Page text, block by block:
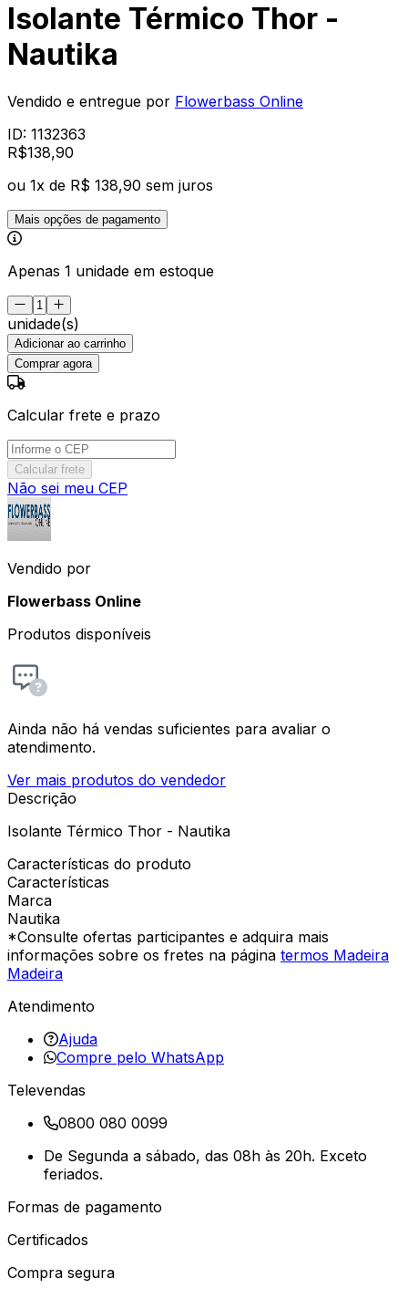
Isolante Térmico Thor -
Nautika
Vendido e entregue por Flowerbass Online
ID: 1132363
R$138,90
ou 1x de R$ 138,90 sem juros
Mais opções de pagamento
Apenas 1 unidade em estoque
unidade(s)
Adicionar ao carrinho
Comprar agora
Calcular frete e prazo
Calcular frete
Não sei meu CEP
Vendido por
Flowerbass Online
Produtos disponíveis
Ainda não há vendas suficientes para avaliar o
atendimento.
Ver mais produtos do vendedor
Descrição
Isolante Térmico Thor - Nautika
Características do produto
Características
Marca
Nautika
*Consulte ofertas participantes e adquira mais
informações sobre os fretes na página termos Madeira
Madeira
Atendimento
Ajuda
Compre pelo WhatsApp
Televendas
0800 080 0099
De Segunda a sábado, das 08h às 20h. Exceto
feriados.
Formas de pagamento
Certificados
Compra segura